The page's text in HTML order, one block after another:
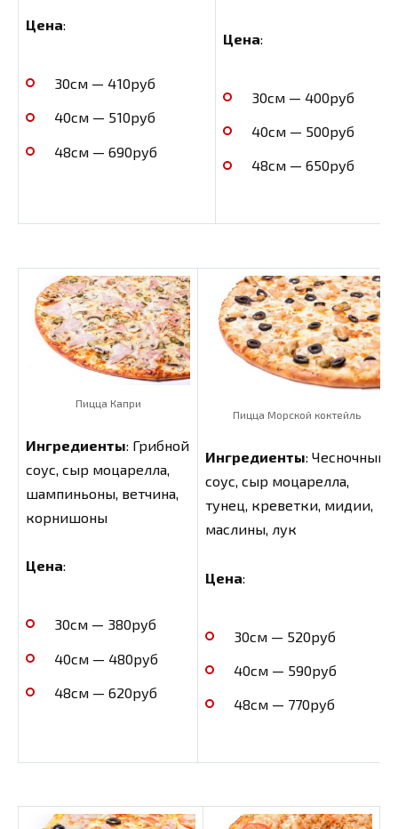
Цена:
30см — 410руб
40см — 510руб
48см — 690руб
Цена:
30см — 400руб
40см — 500руб
48см — 650руб
Пицца Капри
Ингредиенты: Грибной
соус, сыр моцарелла,
шампиньоны, ветчина,
корнишоны
Цена:
30см — 380руб
40см — 480руб
48см — 620руб
Пицца Морской коктейль
Ингредиенты: Чесночный
соус, сыр моцарелла,
тунец, креветки, мидии,
маслины, лук
Цена:
30см — 520руб
40см — 590руб
48см — 770руб